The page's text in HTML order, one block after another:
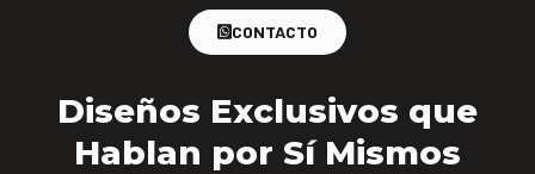
CONTACTO
Diseños Exclusivos que
Hablan por Sí Mismos